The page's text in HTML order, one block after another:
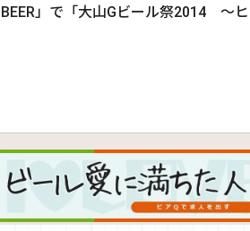
」で「大山Gビール祭2014 ～